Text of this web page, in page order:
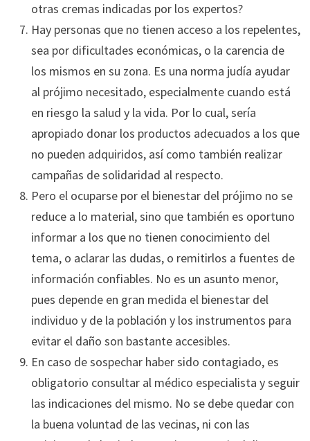
otras cremas indicadas por los expertos?
Hay personas que no tienen acceso a los repelentes,
sea por dificultades económicas, o la carencia de
los mismos en su zona. Es una norma judía ayudar
al prójimo necesitado, especialmente cuando está
en riesgo la salud y la vida. Por lo cual, sería
apropiado donar los productos adecuados a los que
no pueden adquiridos, así como también realizar
campañas de solidaridad al respecto.
Pero el ocuparse por el bienestar del prójimo no se
reduce a lo material, sino que también es oportuno
informar a los que no tienen conocimiento del
tema, o aclarar las dudas, o remitirlos a fuentes de
información confiables. No es un asunto menor,
pues depende en gran medida el bienestar del
individuo y de la población y los instrumentos para
evitar el daño son bastante accesibles.
En caso de sospechar haber sido contagiado, es
obligatorio consultar al médico especialista y seguir
las indicaciones del mismo. No se debe quedar con
la buena voluntad de las vecinas, ni con las